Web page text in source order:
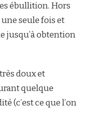
ébullition. Hors
seule fois et
jusqu’à obtention
doux et
quelque
(c’est ce que l’on